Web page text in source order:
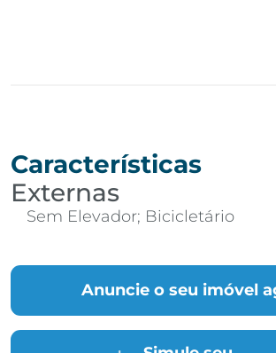
Anuncie o seu imóvel
Características
Externas
Sem Elevador; Bicicletário